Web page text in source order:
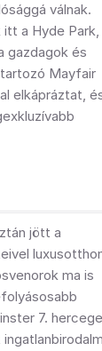
válnak.
itt a Hyde Park,
gazdagok és
Mayfair
elkápráztat,
jött a
ma is
7. hercege